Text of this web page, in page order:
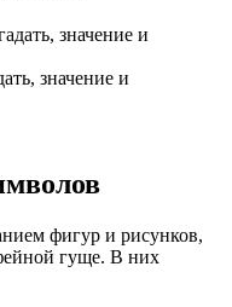
значение и
фигур и рисунков,
гуще. В них